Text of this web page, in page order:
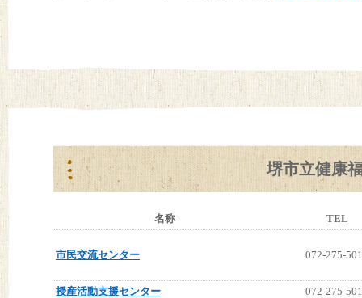
堺市立健康
名称 TEL
市民交流センター 072-275-
授産活動支援センター
072-275-